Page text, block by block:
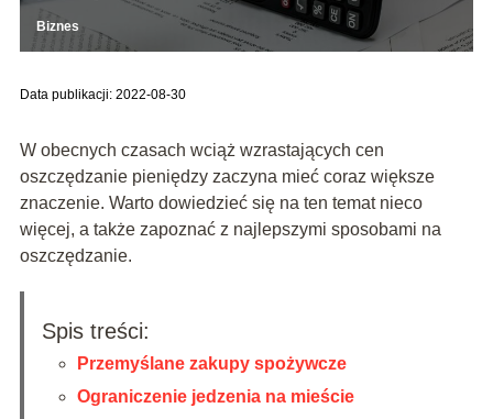
Biznes
Data publikacji: 2022-08-30
W obecnych czasach wciąż wzrastających cen
oszczędzanie pieniędzy zaczyna mieć coraz większe
znaczenie. Warto dowiedzieć się na ten temat nieco
więcej, a także zapoznać z najlepszymi sposobami na
oszczędzanie.
Spis treści:
Przemyślane zakupy spożywcze
Ograniczenie jedzenia na mieście